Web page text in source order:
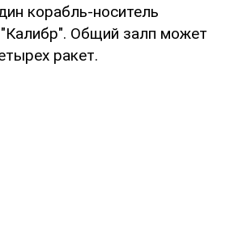
корабль-носитель
Общий залп может
ракет.